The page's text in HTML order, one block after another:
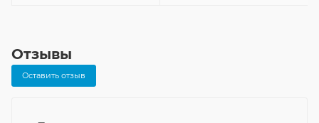
Отзывы
Оставить отзыв